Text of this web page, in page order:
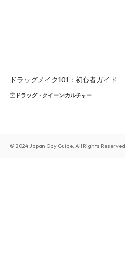
ドラッグメイク101：初心者ガイド
ドラッグ・クイーンカルチャー
© 2024 Japan Gay Guide, All Rights Reserved.